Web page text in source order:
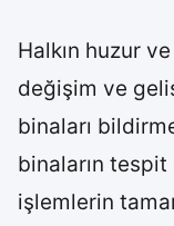
Halkın huzur
değişim ve
binaları
binaların
işlemlerin